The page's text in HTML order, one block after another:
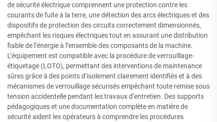
de sécurité électrique comprennent une protection contre les
courants de fuite à la terre, une détection des arcs électriques et des
dispositifs de protection des circuits correctement dimensionnés,
empêchant les risques électriques tout en assurant une distribution
fiable de l’énergie à l’ensemble des composants de la machine.
L’équipement est compatible avec la procédure de verrouillage-
étiquetage (LOTO), permettant des interventions de maintenance
sûres grâce à des points d’isolement clairement identifiés et à des
mécanismes de verrouillage sécurisés empêchant toute remise sous
tension accidentelle pendant les travaux d’entretien. Des supports
pédagogiques et une documentation complète en matière de
sécurité aident les opérateurs à comprendre les procédures